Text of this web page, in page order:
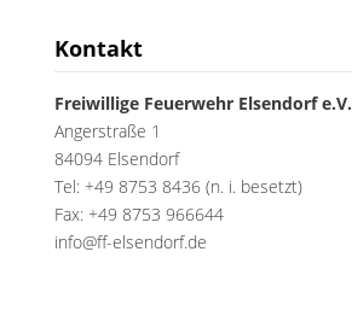
Kontakt
Freiwillige Feuerwehr Elsendorf e.V.
Angerstraße 1
84094 Elsendorf
Tel: +49 8753 8436 (n. i. besetzt)
Fax: +49 8753 966644
info@ff-elsendorf.de